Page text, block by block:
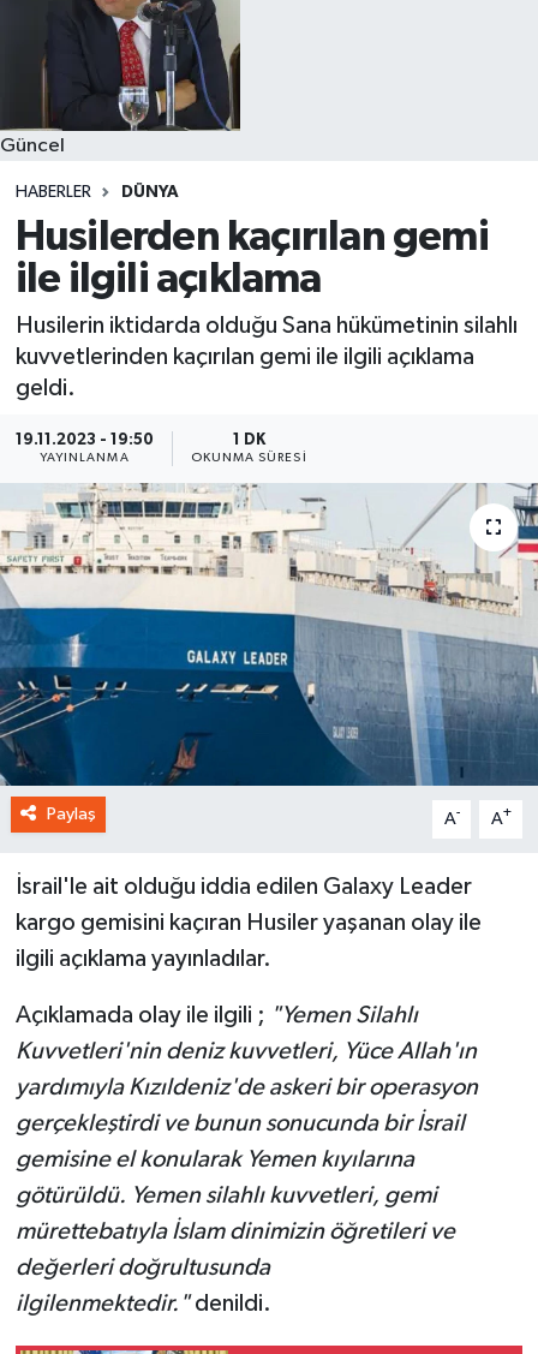
Güncel
HABERLER DÜNYA
Husilerden kaçırılan gemi
ile ilgili açıklama
Husilerin iktidarda olduğu Sana hükümetinin silahlı
kuvvetlerinden kaçırılan gemi ile ilgili açıklama
geldi.
19.11.2023 - 19:50
YAYINLANMA
1 DK
OKUNMA SÜRESI
Paylaş A- A+
İsrail'le ait olduğu iddia edilen Galaxy Leader
kargo gemisini kaçıran Husiler yaşanan olay ile
ilgili açıklama yayınladılar.
Açıklamada olay ile ilgili ; "Yemen Silahlı
Kuvvetleri'nin deniz kuvvetleri, Yüce Allah'ın
yardımıyla Kızıldeniz'de askeri bir operasyon
gerçekleştirdi ve bunun sonucunda bir İsrail
gemisine el konularak Yemen kıyılarına
götürüldü. Yemen silahlı kuvvetleri, gemi
mürettebatıyla İslam dinimizin öğretileri ve
değerleri doğrultusunda
ilgilenmektedir."denildi.